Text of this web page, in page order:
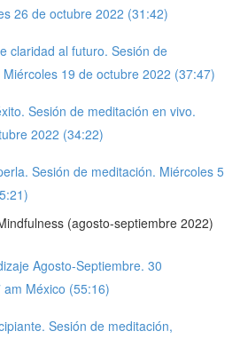
26 de octubre 2022 (31:42)
claridad al futuro. Sesión de
19 de octubre 2022 (37:47)
Sesión de meditación en vivo.
2022 (34:22)
Sesión de meditación. Miércoles 5
(agosto-septiembre 2022)
Agosto-Septiembre. 30
México (55:16)
Sesión de meditación,